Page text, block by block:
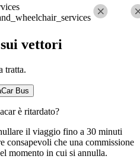
vettori
tratta.
Bus
è ritardato?
il viaggio fino a 30 minuti
consapevoli che una commissione
momento in cui si annulla.